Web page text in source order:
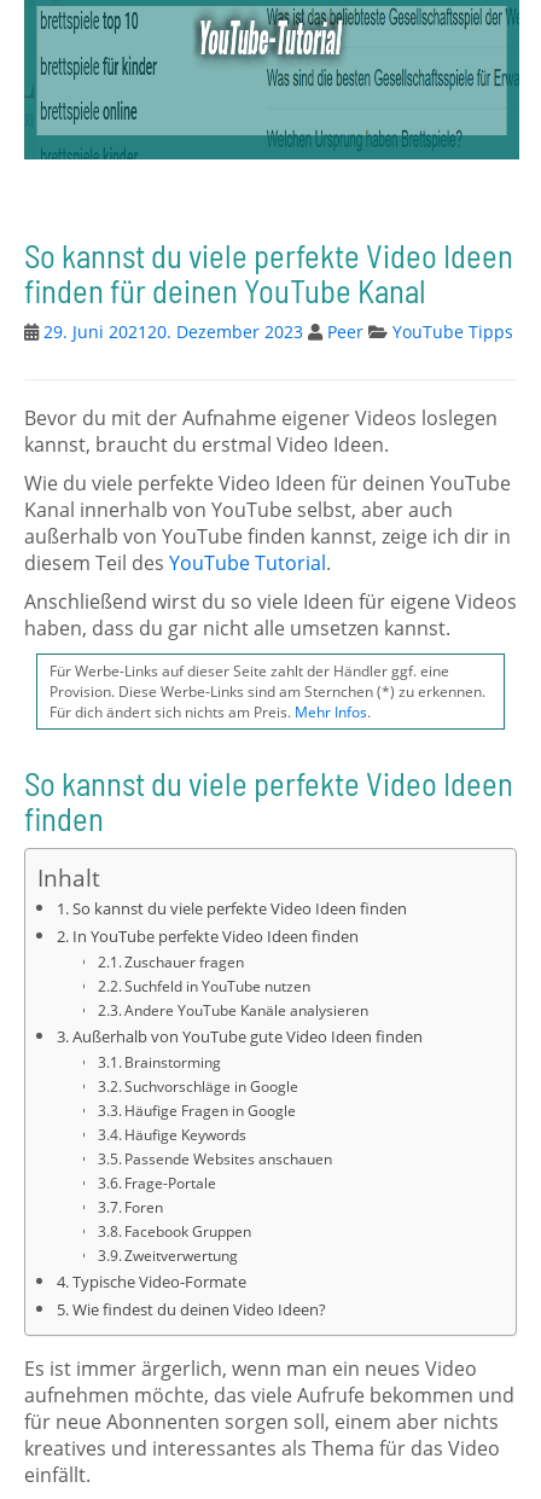
So kannst du viele perfekte Video Ideen
finden für deinen YouTube Kanal
29. Juni 202120. Dezember 2023 Peer YouTube Tipps
Bevor du mit der Aufnahme eigener Videos loslegen
kannst, braucht du erstmal Video Ideen.
Wie du viele perfekte Video Ideen für deinen YouTube
Kanal innerhalb von YouTube selbst, aber auch
außerhalb von YouTube finden kannst, zeige ich dir in
diesem Teil des YouTube Tutorial.
Anschließend wirst du so viele Ideen für eigene Videos
haben, dass du gar nicht alle umsetzen kannst.
Für Werbe-Links auf dieser Seite zahlt der Händler ggf. eine
Provision. Diese Werbe-Links sind am Sternchen (*) zu erkennen.
Für dich ändert sich nichts am Preis. Mehr Infos.
So kannst du viele perfekte Video Ideen
finden
Inhalt
So kannst du viele perfekte Video Ideen finden
In YouTube perfekte Video Ideen finden
Zuschauer fragen
Suchfeld in YouTube nutzen
Andere YouTube Kanäle analysieren
Außerhalb von YouTube gute Video Ideen finden
Brainstorming
Suchvorschläge in Google
Häufige Fragen in Google
Häufige Keywords
Passende Websites anschauen
Frage-Portale
Foren
Facebook Gruppen
Zweitverwertung
Typische Video-Formate
Wie findest du deinen Video Ideen?
Es ist immer ärgerlich, wenn man ein neues Video
aufnehmen möchte, das viele Aufrufe bekommen und
für neue Abonnenten sorgen soll, einem aber nichts
kreatives und interessantes als Thema für das Video
einfällt.